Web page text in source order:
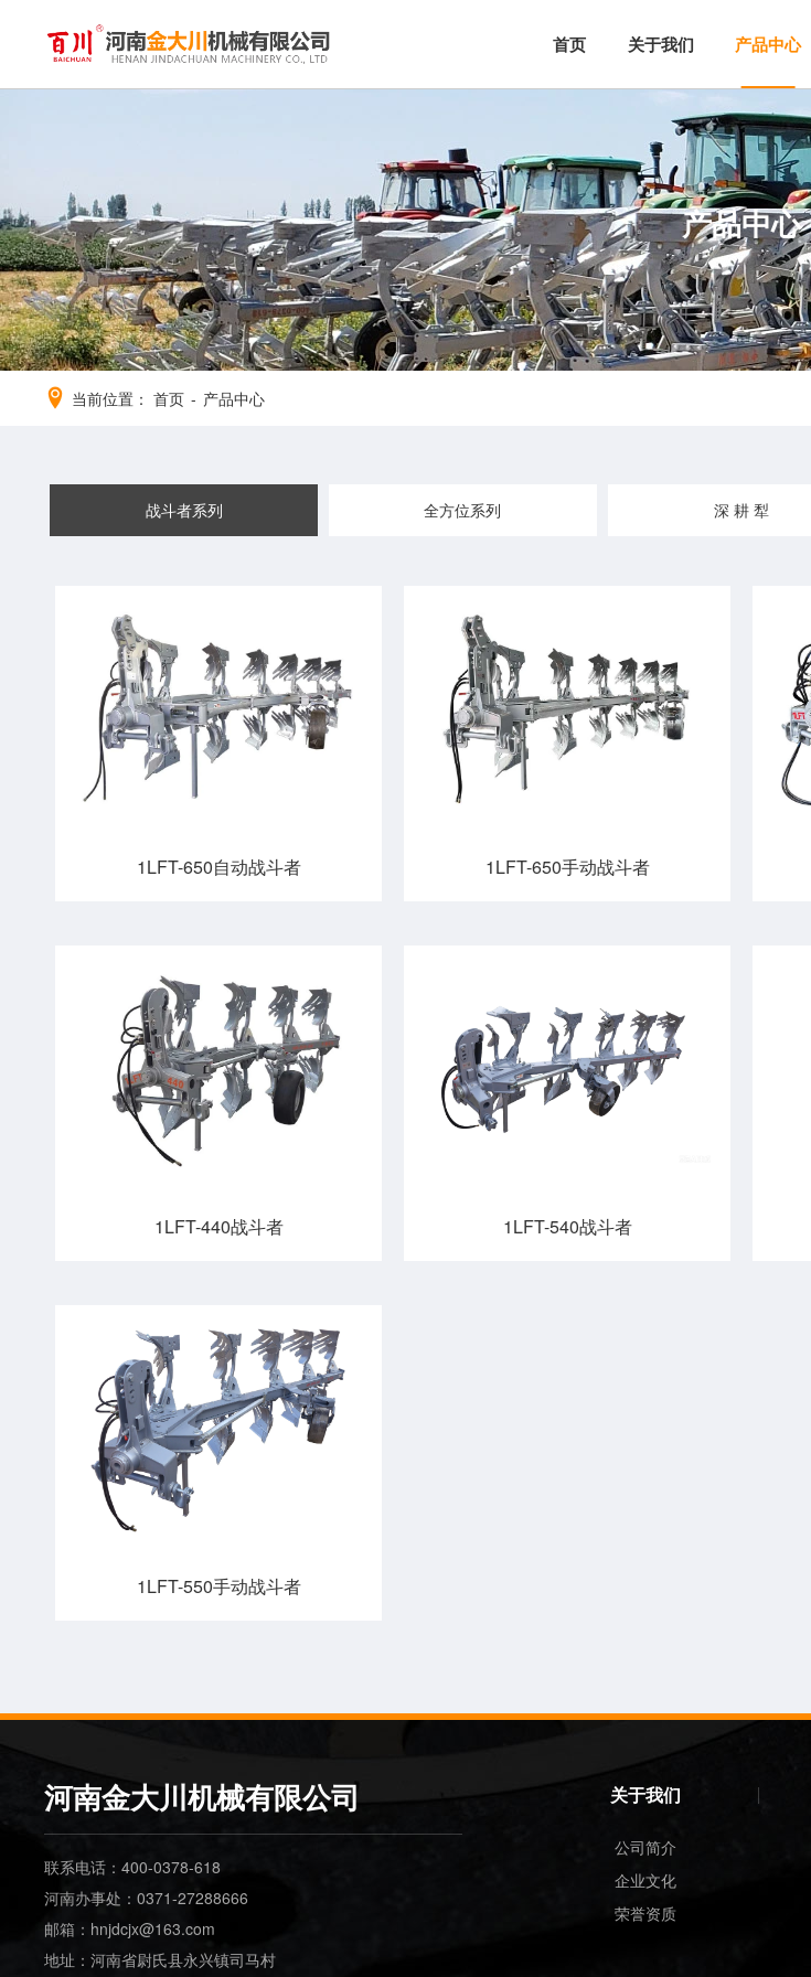
首页 关于我们
产品中心
当前位置： 首页 - 产品中心
战斗者系列 全方位系列 深 耕 犁
1LFT-650自动战斗者 1LFT-650手动战斗者
1LFT-440战斗者 1LFT-540战斗者
1LFT-550手动战斗者
河南金大川机械有限公司
联系电话：400-0378-618
河南办事处：0371-27288666
邮箱：hnjdcjx@163.com
地址：河南省尉氏县永兴镇司马村
关于我们
公司简介
企业文化
荣誉资质